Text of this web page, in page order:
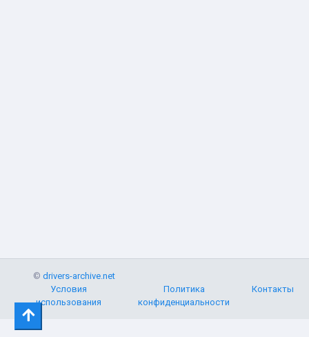
©drivers-archive.net
Условия
использования
Политика
конфиденциальности
Контакты